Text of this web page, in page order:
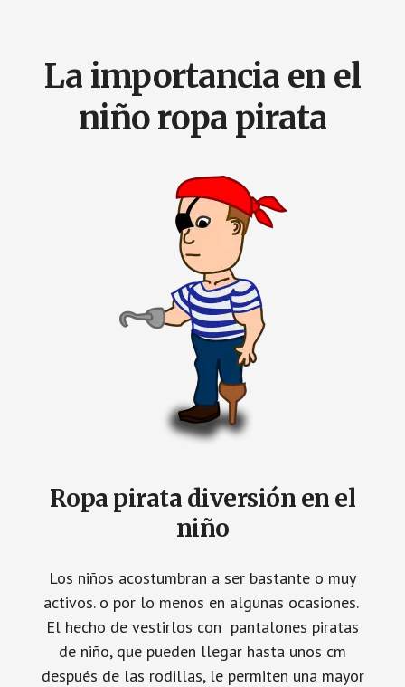
La importancia en el
niño ropa pirata
Ropa pirata diversión en el
niño
Los niños acostumbran a ser bastante o muy
activos. o por lo menos en algunas ocasiones.
El hecho de vestirlos con pantalones piratas
de niño, que pueden llegar hasta unos cm
después de las rodillas, le permiten una mayor